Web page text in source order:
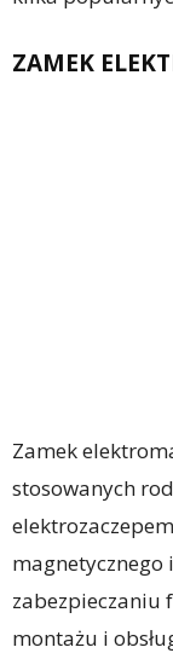
ZAMEK
Zamek
stosowanych
magnetycznego
zabezpieczaniu
montażu i